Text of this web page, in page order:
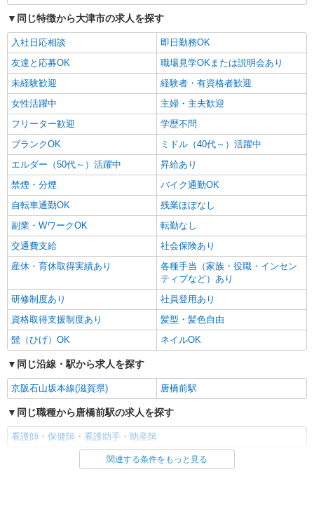
同じ特徴から大津市の求人を探す
入社日応相談
即日勤務OK
友達と応募OK
職場見学OKまたは説明会あり
未経験歓迎
経験者・有資格者歓迎
女性活躍中
主婦・主夫歓迎
フリーター歓迎
学歴不問
ブランクOK
ミドル（40代～）活躍中
エルダー（50代～）活躍中
昇給あり
禁煙・分煙
バイク通勤OK
自転車通勤OK
残業ほぼなし
副業・WワークOK
転勤なし
交通費支給
社会保険あり
産休・育休取得実績あり
各種手当（家族・役職・インセン
ティブなど）あり
研修制度あり
社員登用あり
資格取得支援制度あり
髪型・髪色自由
髭（ひげ）OK
ネイルOK
同じ沿線・駅から求人を探す
京阪石山坂本線(滋賀県) 唐橋前駅
同じ職種から唐橋前駅の求人を探す
看護師・保健師・看護助手・助産師
同じ雇用形態から唐橋前駅の求人を探す
関連する条件をもっと見る